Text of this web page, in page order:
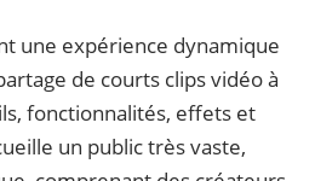
une expérience dynamique
de courts clips vidéo à
fonctionnalités, effets et
un public très vaste,